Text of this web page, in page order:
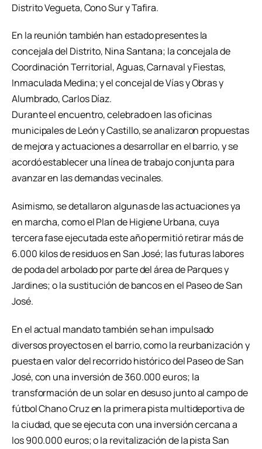
Distrito Vegueta, Cono Sur y Tafira.
En la reunión también han estado presentes la
concejala del Distrito, Nina Santana; la concejala de
Coordinación Territorial, Aguas, Carnaval y Fiestas,
Inmaculada Medina; y el concejal de Vías y Obras y
Alumbrado, Carlos Díaz.
Durante el encuentro, celebrado en las oficinas
municipales de León y Castillo, se analizaron propuestas
de mejora y actuaciones a desarrollar en el barrio, y se
acordó establecer una línea de trabajo conjunta para
avanzar en las demandas vecinales.
Asimismo, se detallaron algunas de las actuaciones ya
en marcha, como el Plan de Higiene Urbana, cuya
tercera fase ejecutada este año permitió retirar más de
6.000 kilos de residuos en San José; las futuras labores
de poda del arbolado por parte del área de Parques y
Jardines; o la sustitución de bancos en el Paseo de San
José.
En el actual mandato también se han impulsado
diversos proyectos en el barrio, como la reurbanización y
puesta en valor del recorrido histórico del Paseo de San
José, con una inversión de 360.000 euros; la
transformación de un solar en desuso junto al campo de
fútbol Chano Cruz en la primera pista multideportiva de
la ciudad, que se ejecuta con una inversión cercana a
los 900.000 euros; o la revitalización de la pista San